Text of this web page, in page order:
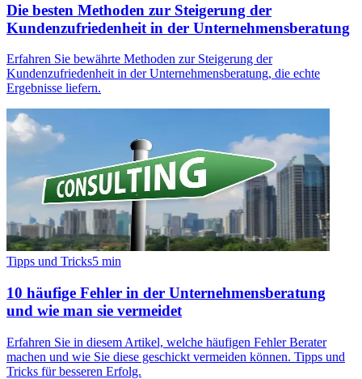
Die besten Methoden zur Steigerung der
Kundenzufriedenheit in der Unternehmensberatung
Erfahren Sie bewährte Methoden zur Steigerung der
Kundenzufriedenheit in der Unternehmensberatung, die echte
Ergebnisse liefern.
Tipps und Tricks5 min
10 häufige Fehler in der Unternehmensberatung
und wie man sie vermeidet
Erfahren Sie in diesem Artikel, welche häufigen Fehler Berater
machen und wie Sie diese geschickt vermeiden können. Tipps und
Tricks für besseren Erfolg.